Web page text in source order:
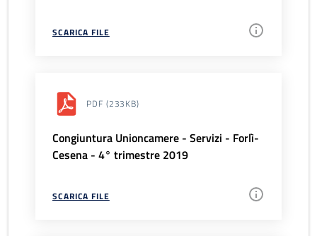
SCARICA FILE
PDF (233KB)
Congiuntura Unioncamere - Servizi - Forlì-
Cesena - 4° trimestre 2019
SCARICA FILE